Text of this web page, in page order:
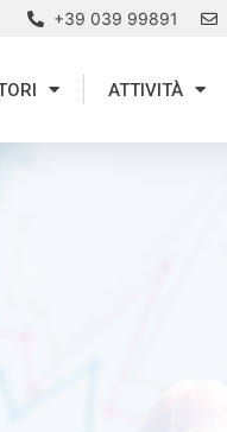
+39 039 99891
ATTIVITÀ